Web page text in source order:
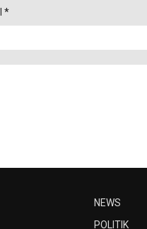
*
NEWS
POLITIK